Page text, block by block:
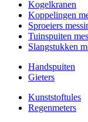
Kogelkranen
Koppelingen
Sproeiers
Tuinspuiten
Slangstukken
Handspuiten
Gieters
Kunststoftules
Regenmeters